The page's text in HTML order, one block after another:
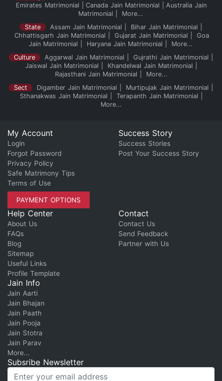
Emirates Matrimonial
Canada Jain Matrimonial
Australia Jain
Matrimonial
More...
State
Assam Jain Matrimonial
Bihar Jain Matrimonial
Chhattisgarh Jain Matrimonial
Gujarat Jain Matrimonial
Goa
Jain Matrimonial
Haryana Jain Matrimonial
More...
Culture
Aggarwal Jain Matrimonial
Gujrathi Jain Matrimonial
Jaiswal Jain Matrimonial
Khandelwal Jain Matrimonial
Rajasthani Jain Matrimonial
More...
Sect
Digamber Jain Matrimonial
Murtipujak Jain Matrimonial
Sthanakwas Jain Matrimonial
Terapanth Jain Matrimonial
More...
My Account
Login
Forgot Password
Privacy Policy
Safe Matrimony Tips
Terms of Use
PAYMENT OPTIONS
Success Story
Success Stories
Post Your Success Story
Help Center
About Us
FAQs
Blog
Sitemap
Useful Links
Profile Template
Contact
Contact Us
Send Feedback
Partner with Us
Jain Info
Jain Aarti
Jain Bhajan
Jain Paath
Jain Pooja
Jain Stotra
Jain Parav
More...
Subsribe Newsletter